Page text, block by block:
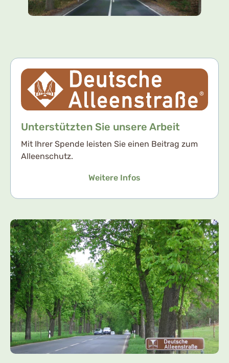
Unterstützten Sie unsere Arbeit
Mit Ihrer Spende leisten Sie einen Beitrag zum
Alleenschutz.
Weitere Infos